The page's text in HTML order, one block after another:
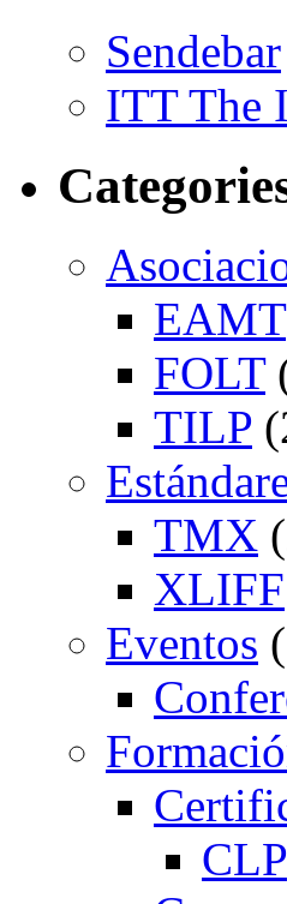
Sendebar
ITT The
EAMT
FOLT
TILP
TMX
XLIFF
Eventos
CLP